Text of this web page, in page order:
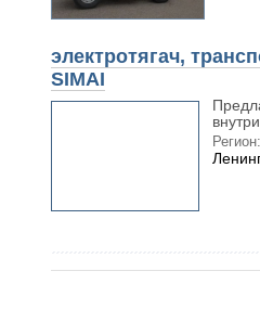
электротягач,
SIMAI
Регион: